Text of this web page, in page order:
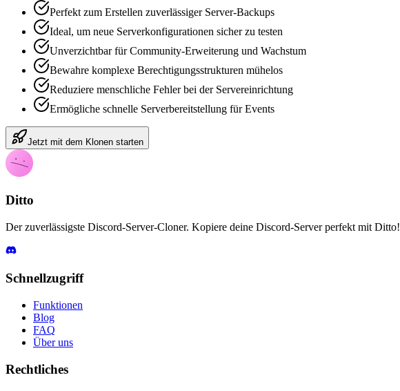
Perfekt zum Erstellen zuverlässiger Server-Backups
Ideal, um neue Serverkonfigurationen sicher zu testen
Unverzichtbar für Community-Erweiterung und Wachstum
Bewahre komplexe Berechtigungsstrukturen mühelos
Reduziere menschliche Fehler bei der Servereinrichtung
Ermögliche schnelle Serverbereitstellung für Events
Jetzt mit dem Klonen starten
Ditto
Der zuverlässigste Discord-Server-Cloner. Kopiere deine Discord-Server perfekt mit Ditto!
Schnellzugriff
Funktionen
Blog
FAQ
Über uns
Rechtliches